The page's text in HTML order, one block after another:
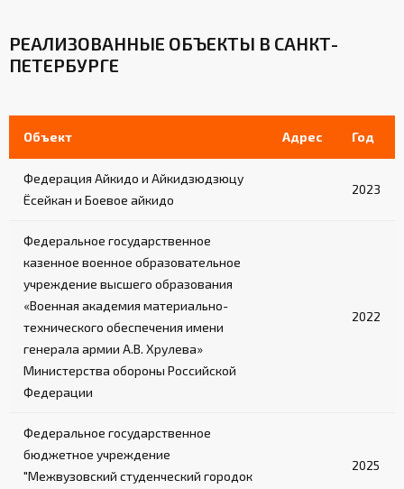
РЕАЛИЗОВАННЫЕ ОБЪЕКТЫ В САНКТ-
ПЕТЕРБУРГЕ
Объект Адрес Год
Федерация Айкидо и Айкидзюдзюцу
Ёсейкан и Боевое айкидо
2023
Федеральное государственное
казенное военное образовательное
учреждение высшего образования
«Военная академия материально-
технического обеспечения имени
генерала армии А.В. Хрулева»
Министерства обороны Российской
Федерации
2022
Федеральное государственное
бюджетное учреждение
"Межвузовский студенческий городок
2025